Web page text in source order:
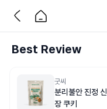
Best Review
굿씨
분리불안 진정 신
장 쿠키